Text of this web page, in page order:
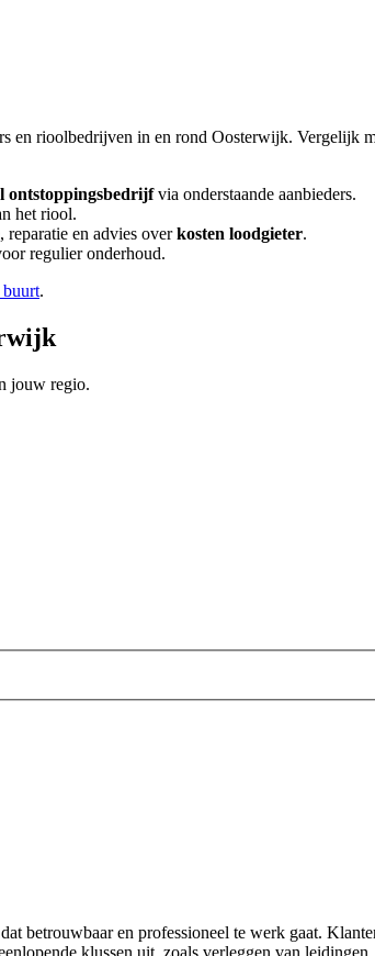
en rioolbedrijven in en rond Oosterwijk. Vergelijk
ontstoppingsbedrijfvia onderstaande aanbieders.
het riool.
en advies overkosten loodgieter.
regulier onderhoud.
.
jouw regio.
betrouwbaar en professioneel te werk gaat.
klussen uit, zoals verleggen van